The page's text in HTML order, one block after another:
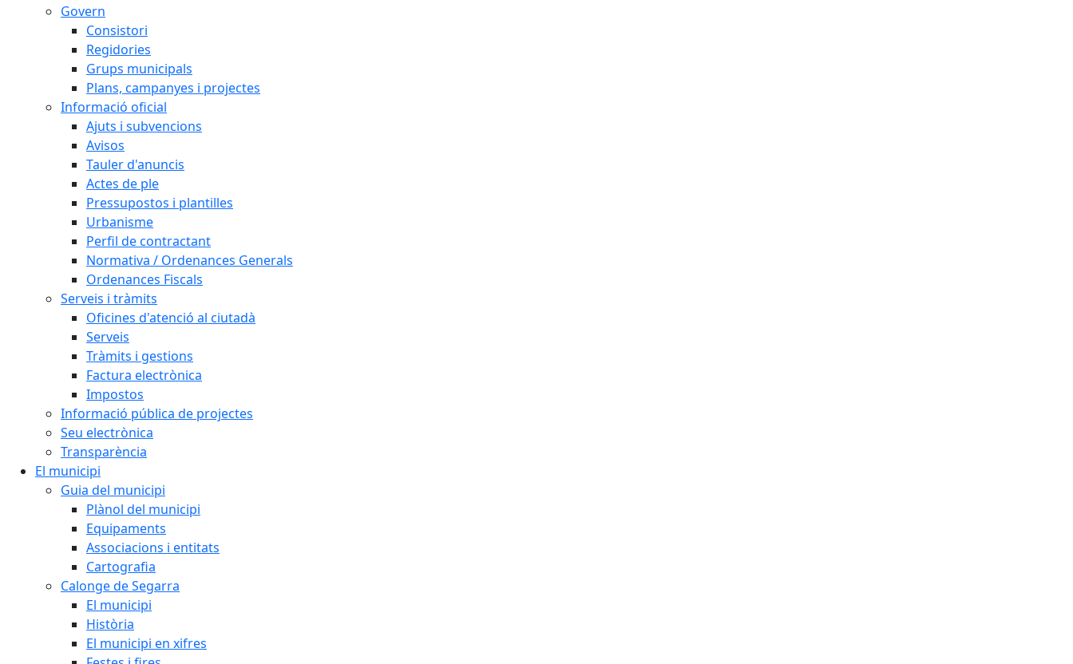
Govern
Consistori
Regidories
Grups municipals
Plans, campanyes i projectes
Informació oficial
Ajuts i subvencions
Avisos
Tauler d'anuncis
Actes de ple
Pressupostos i plantilles
Urbanisme
Perfil de contractant
Normativa / Ordenances Generals
Ordenances Fiscals
Serveis i tràmits
Oficines d'atenció al ciutadà
Serveis
Tràmits i gestions
Factura electrònica
Impostos
Informació pública de projectes
Seu electrònica
Transparència
El municipi
Guia del municipi
Plànol del municipi
Equipaments
Associacions i entitats
Cartografia
Calonge de Segarra
El municipi
Història
El municipi en xifres